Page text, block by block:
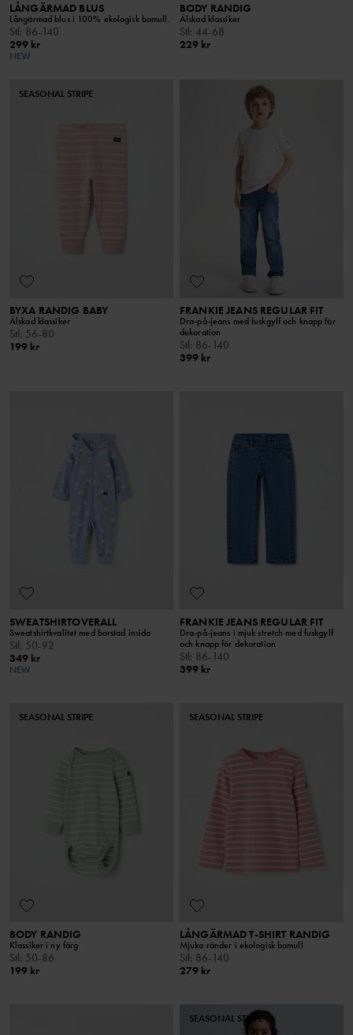
LÅNGÄRMAD BLUS
Långärmad blus i 100% ekologisk bomull.
Stl: 86-140
299 kr
NEW
BODY RANDIG
Älskad klassiker
Stl: 44-68
229 kr
SEASONAL STRIPE
BYXA RANDIG BABY
Älskad klassiker
Stl: 56-80
199 kr
FRANKIE JEANS REGULAR FIT
Dra-på-jeans med fuskgylf och knapp för
dekoration
Stl: 86-140
399 kr
SWEATSHIRTOVERALL
Sweatshirtkvalitet med borstad insida
Stl: 50-92
349 kr
NEW
FRANKIE JEANS REGULAR FIT
Dra-på-jeans i mjuk stretch med fuskgylf
och knapp för dekoration
Stl: 86-140
399 kr
SEASONAL STRIPE
BODY RANDIG
Klassiker i ny färg
Stl: 50-86
199 kr
SEASONAL STRIPE
LÅNGÄRMAD T-SHIRT RANDIG
Mjuka ränder i ekologisk bomull
Stl: 86-140
279 kr
SEASONAL STRIPE